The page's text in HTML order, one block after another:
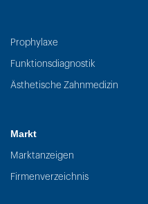
Prophylaxe
Funktionsdiagnostik
Ästhetische Zahnmedizin
Markt
Marktanzeigen
Firmenverzeichnis